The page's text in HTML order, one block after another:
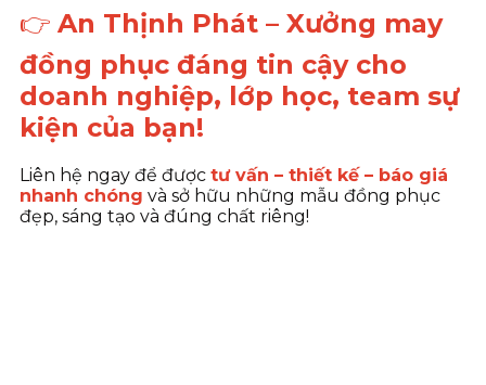
👉 An Thịnh Phát – Xưởng may
đồng phục đáng tin cậy cho
doanh nghiệp, lớp học, team sự
kiện của bạn!
Liên hệ ngay để được tư vấn – thiết kế – báo giá
nhanh chóng và sở hữu những mẫu đồng phục
đẹp, sáng tạo và đúng chất riêng!